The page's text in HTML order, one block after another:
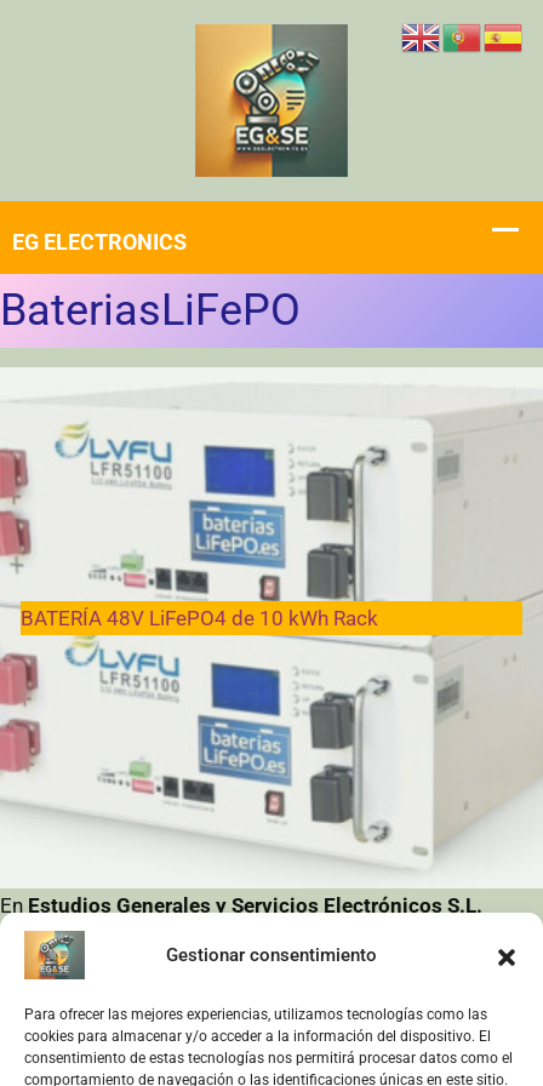
Gestionar consentimiento
Para ofrecer las mejores experiencias, utilizamos tecnologías como las
cookies para almacenar y/o acceder a la información del dispositivo. El
consentimiento de estas tecnologías nos permitirá procesar datos como el
comportamiento de navegación o las identificaciones únicas en este sitio.
BateriasLiFePO
BATERÍA 48V LiFePO4 de 10 kWh Rack
En Estudios Generales y Servicios Electrónicos S.L.
seguimos innovando para ofrecer a nuestros clientes un
servicio de máxima calidad. Hoy presentamos nuestra
nueva colaboración con Baterías LiFePO4, una alianza que
nos permite integrar en nuestro laboratorio tecnología de
última generaciónen sistemas de almacenamiento